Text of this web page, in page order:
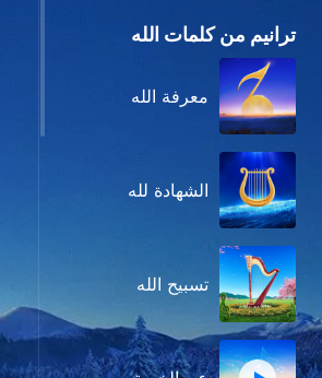
ترانيم من كلمات الله
معرفة الله
الشهادة لله
تسبيح الله